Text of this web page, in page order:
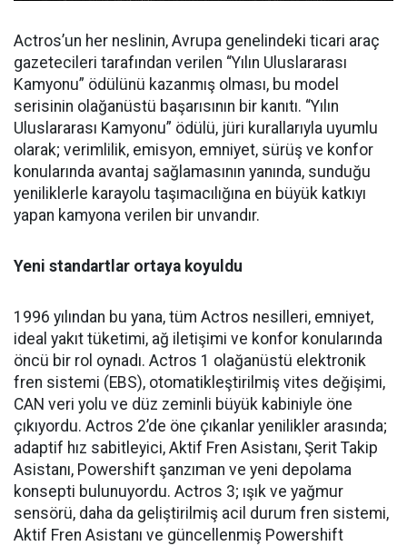
Actros’un her neslinin, Avrupa genelindeki ticari araç
gazetecileri tarafından verilen “Yılın Uluslararası
Kamyonu” ödülünü kazanmış olması, bu model
serisinin olağanüstü başarısının bir kanıtı. “Yılın
Uluslararası Kamyonu” ödülü, jüri kurallarıyla uyumlu
olarak; verimlilik, emisyon, emniyet, sürüş ve konfor
konularında avantaj sağlamasının yanında, sunduğu
yeniliklerle karayolu taşımacılığına en büyük katkıyı
yapan kamyona verilen bir unvandır.
Yeni standartlar ortaya koyuldu
1996 yılından bu yana, tüm Actros nesilleri, emniyet,
ideal yakıt tüketimi, ağ iletişimi ve konfor konularında
öncü bir rol oynadı. Actros 1 olağanüstü elektronik
fren sistemi (EBS), otomatikleştirilmiş vites değişimi,
CAN veri yolu ve düz zeminli büyük kabiniyle öne
çıkıyordu. Actros 2’de öne çıkanlar yenilikler arasında;
adaptif hız sabitleyici, Aktif Fren Asistanı, Şerit Takip
Asistanı, Powershift şanzıman ve yeni depolama
konsepti bulunuyordu. Actros 3; ışık ve yağmur
sensörü, daha da geliştirilmiş acil durum fren sistemi,
Aktif Fren Asistanı ve güncellenmiş Powershift